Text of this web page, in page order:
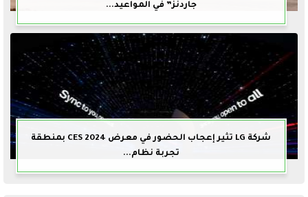
جاردنز” في المواعيد...
شركة LG تثير إعجاب الحضور في معرض CES 2024 بمنطقة
تجربة نظام...